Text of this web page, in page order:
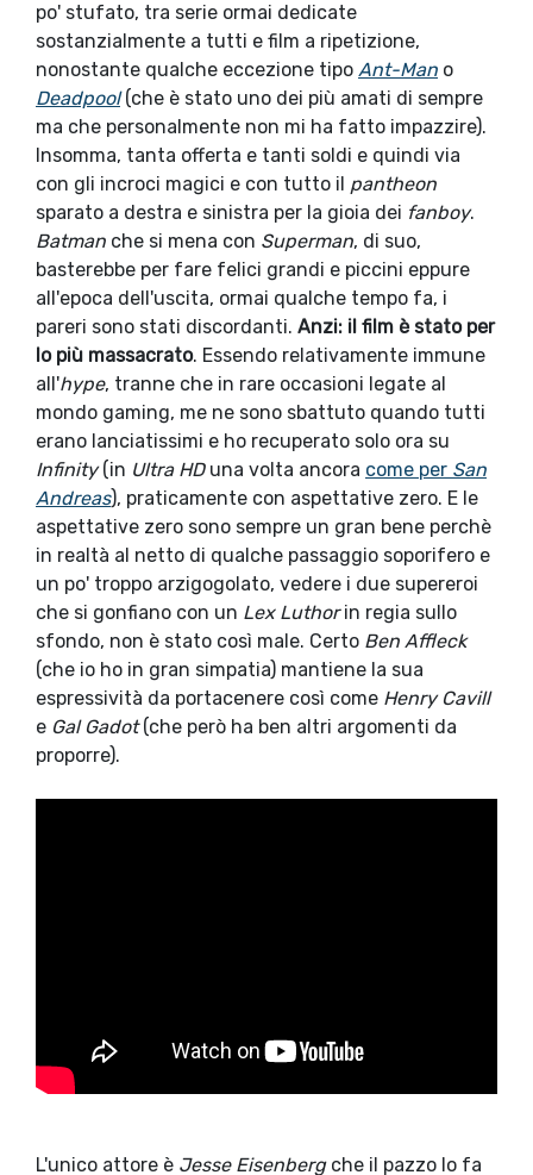
po' stufato, tra serie ormai dedicate
sostanzialmente a tutti e film a ripetizione,
nonostante qualche eccezione tipo Ant-Man o
Deadpool(che è stato uno dei più amati di sempre
ma che personalmente non mi ha fatto impazzire).
Insomma, tanta offerta e tanti soldi e quindi via
con gli incroci magici e con tutto il pantheon
sparato a destra e sinistra per la gioia dei fanboy.
Batman che si mena con Superman, di suo,
basterebbe per fare felici grandi e piccini eppure
all'epoca dell'uscita, ormai qualche tempo fa, i
pareri sono stati discordanti. Anzi: il film è stato per
lo più massacrato. Essendo relativamente immune
all'hype, tranne che in rare occasioni legate al
mondo gaming, me ne sono sbattuto quando tutti
erano lanciatissimi e ho recuperato solo ora su
Infinity(in Ultra HD una volta ancora come per San
Andreas), praticamente con aspettative zero. E le
aspettative zero sono sempre un gran bene perchè
in realtà al netto di qualche passaggio soporifero e
un po' troppo arzigogolato, vedere i due supereroi
che si gonfiano con un Lex Luthorin regia sullo
sfondo, non è stato così male. Certo Ben Affleck
(che io ho in gran simpatia) mantiene la sua
espressività da portacenere così come Henry Cavill
e Gal Gadot(che però ha ben altri argomenti da
proporre).
L'unico attore è Jesse Eisenbergche il pazzo lo fa